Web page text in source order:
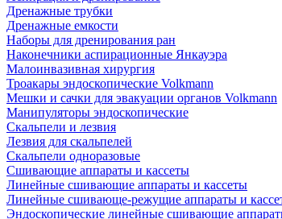
Дренажные трубки
Дренажные емкости
Наборы для дренирования ран
Наконечники аспирационные Янкауэра
Малоинвазивная хирургия
Троакары эндоскопические Volkmann
Мешки и сачки для эвакуации органов Volkmann
Манипуляторы эндоскопические
Скальпели и лезвия
Лезвия для скальпелей
Скальпели одноразовые
Сшивающие аппараты и кассеты
Линейные сшивающие аппараты и кассеты
Линейные сшивающе-режущие аппараты и
Эндоскопические линейные сшивающие